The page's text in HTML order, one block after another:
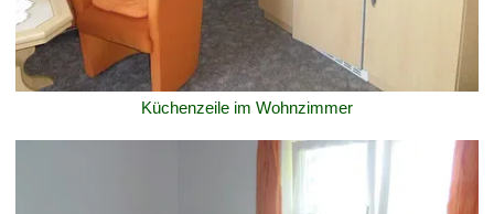
Küchenzeile im Wohnzimmer